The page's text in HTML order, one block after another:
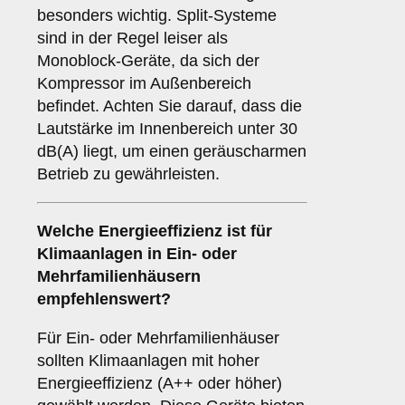
besonders wichtig. Split-Systeme
sind in der Regel leiser als
Monoblock-Geräte, da sich der
Kompressor im Außenbereich
befindet. Achten Sie darauf, dass die
Lautstärke im Innenbereich unter 30
dB(A) liegt, um einen geräuscharmen
Betrieb zu gewährleisten.
Welche Energieeffizienz ist für
Klimaanlagen in Ein- oder
Mehrfamilienhäusern
empfehlenswert?
Für Ein- oder Mehrfamilienhäuser
sollten Klimaanlagen mit hoher
Energieeffizienz (A++ oder höher)